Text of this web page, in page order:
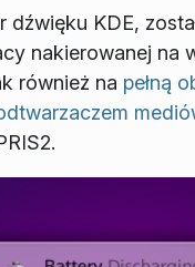
dźwięku KDE,
nakierowanej na
również na pełną